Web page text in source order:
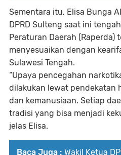
Sementara itu, Elisa Bunga
DPRD Sulteng saat ini
Peraturan Daerah (Raperda)
menyesuaikan dengan
Sulawesi Tengah.
“Upaya pencegahan
dilakukan lewat pendekatan
dan kemanusiaan. Setiap
tradisi yang bisa menjadi
jelas Elisa.
Baca Juga : Wakil Ketua